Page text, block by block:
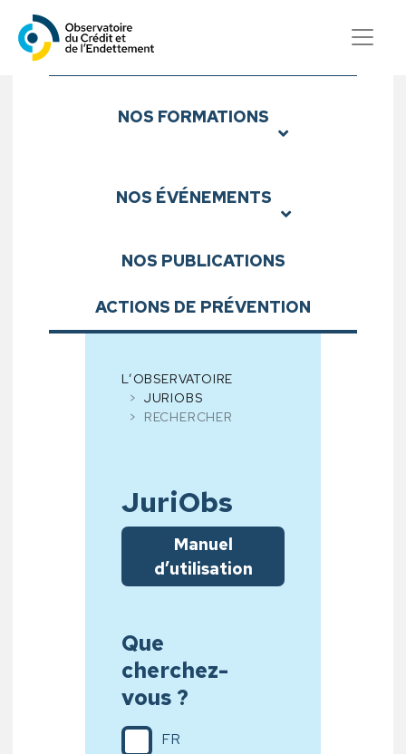
Observatoire du Crédit et
Sous-menu
NOS FORMATIONS
NOS ÉVÉNEMENTS
NOS PUBLICATIONS
ACTIONS DE PRÉVENTION
L’OBSERVATOIRE
JURIOBS
RECHERCHER
JuriObs
Manuel
d’utilisation
Que
cherchez-
vous ?
FR